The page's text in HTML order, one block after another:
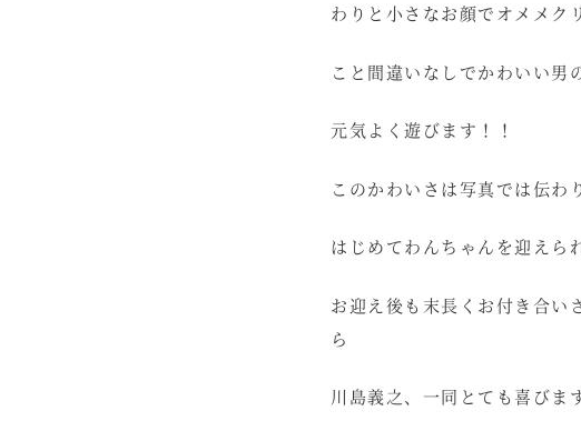
わりと小さなお顔でオメメク
こと間違いなしでかわいい男
元気よく遊びます！！
このかわいさは写真では伝わ
はじめてわんちゃんを迎えら
お迎え後も末長くお付き合い
ら
川島義之、一同とても喜びます